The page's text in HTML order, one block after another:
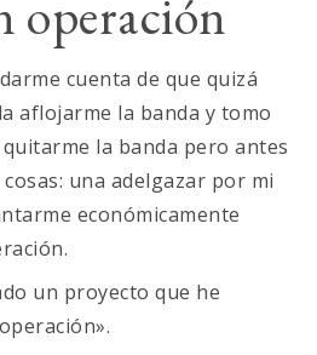
operación
cuenta de que quizá
aflojarme la banda y tomo
la banda pero antes
una adelgazar por mi
económicamente
un proyecto que he